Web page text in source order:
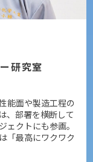
研究室
能面や製造工程の
、部署を横断して
クトにも参画。
「最高にワクワク